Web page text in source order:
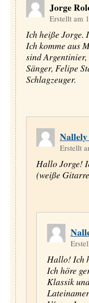
Jorge
Erstellt am
Ich heiße Jorge.
Ich komme aus
sind
Sänger, Felipe
Schlagzeuger.
Erstellt
Hallo Jorge!
(weiße
Hallo! Ich
Ich höre
Klassik